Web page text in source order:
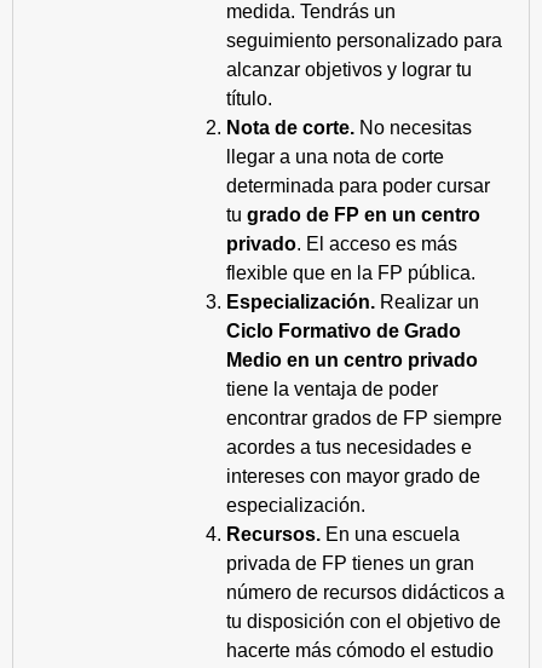
medida. Tendrás un
seguimiento personalizado para
alcanzar objetivos y lograr tu
título.
Nota de corte. No necesitas
llegar a una nota de corte
determinada para poder cursar
tu grado de FP en un centro
privado. El acceso es más
flexible que en la FP pública.
Especialización. Realizar un
Ciclo Formativo de Grado
Medio en un centro privado
tiene la ventaja de poder
encontrar grados de FP siempre
acordes a tus necesidades e
intereses con mayor grado de
especialización.
Recursos. En una escuela
privada de FP tienes un gran
número de recursos didácticos a
tu disposición con el objetivo de
hacerte más cómodo el estudio